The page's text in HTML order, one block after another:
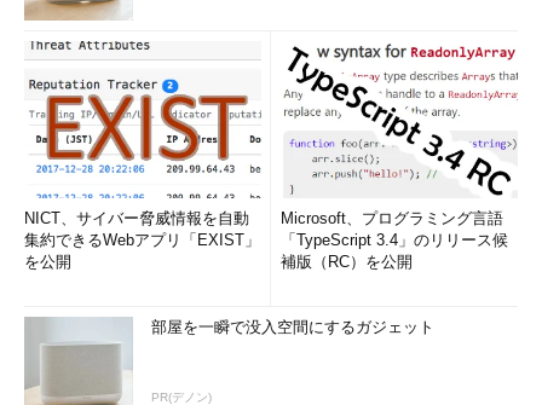
NICT、サイバー脅威情報を自動
集約できるWebアプリ「EXIST」
を公開
Microsoft、プログラミング言語
「TypeScript 3.4」のリリース候
補版（RC）を公開
部屋を一瞬で没入空間にするガジェット
PR(デノン)